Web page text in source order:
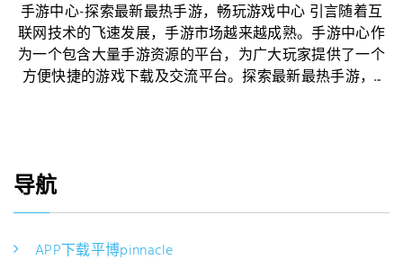
手游中心-探索最新最热手游，畅玩游戏中心 引言随着互
联网技术的飞速发展，手游市场越来越成熟。手游中心作
为一个包含大量手游资源的平台，为广大玩家提供了一个
方便快捷的游戏下载及交流平台。探索最新最热手游，...
导航
APP下载平博pinnacle